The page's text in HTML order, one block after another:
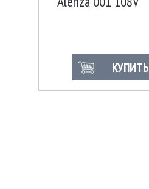
КУПИТЬ